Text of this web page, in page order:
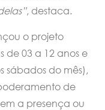
, destaca.
o projeto
de 03 a 12 anos e
sábados do mês),
de
a presença ou